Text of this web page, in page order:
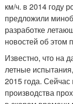
км/ч. в 2014 году
предложили
разработке
новостей об этом
Известно, что на
летные
2015 года.
производства